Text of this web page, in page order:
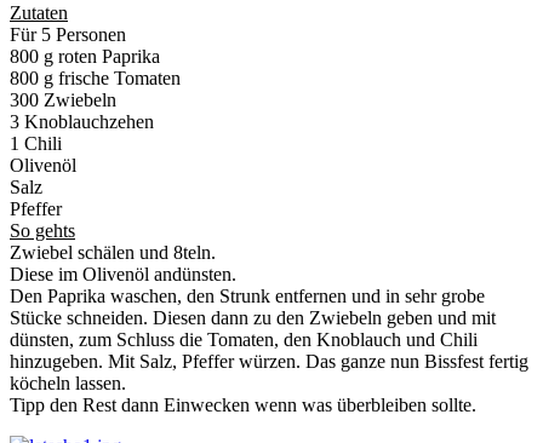
Zutaten
Für 5 Personen
800 g roten Paprika
800 g frische Tomaten
300 Zwiebeln
3 Knoblauchzehen
1 Chili
Olivenöl
Salz
Pfeffer
So gehts
Zwiebel schälen und 8teln.
Diese im Olivenöl andünsten.
Den Paprika waschen, den Strunk entfernen und in sehr grobe
Stücke schneiden. Diesen dann zu den Zwiebeln geben und mit
dünsten, zum Schluss die Tomaten, den Knoblauch und Chili
hinzugeben. Mit Salz, Pfeffer würzen. Das ganze nun Bissfest fertig
köcheln lassen.
Tipp den Rest dann Einwecken wenn was überbleiben sollte.